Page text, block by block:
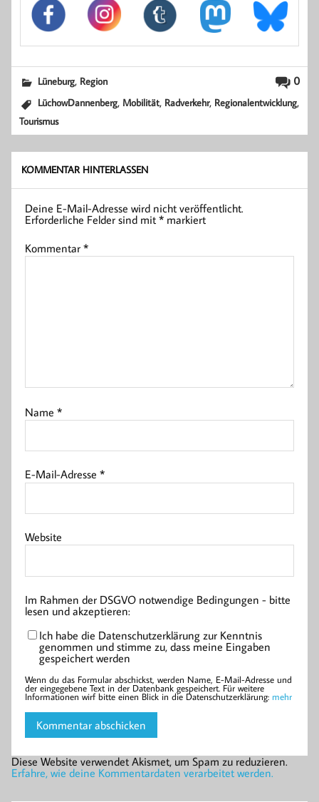
0
Lüneburg, Region
LüchowDannenberg, Mobilität, Radverkehr, Regionalentwicklung,
Tourismus
KOMMENTAR HINTERLASSEN
Deine E-Mail-Adresse wird nicht veröffentlicht.
Erforderliche Felder sind mit* markiert
Kommentar*
Name*
E-Mail-Adresse*
Website
Im Rahmen der DSGVO notwendige Bedingungen - bitte
lesen und akzeptieren:
Ich habe die Datenschutzerklärung zur Kenntnis
genommen und stimme zu, dass meine Eingaben
gespeichert werden
Wenn du das Formular abschickst, werden Name, E-Mail-Adresse und
der eingegebene Text in der Datenbank gespeichert. Für weitere
Informationen wirf bitte einen Blick in die Datenschutzerklärung: mehr
Diese Website verwendet Akismet, um Spam zu reduzieren.
Erfahre, wie deine Kommentardaten verarbeitet werden.